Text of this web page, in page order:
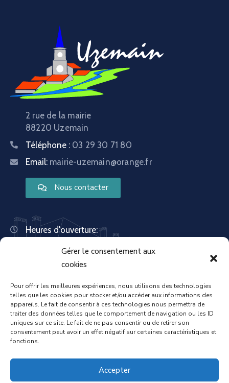
Gérer le consentement aux
cookies
Pour offrir les meilleures expériences, nous utilisons des technologies
telles que les cookies pour stocker et/ou accéder aux informations des
appareils. Le fait de consentir à ces technologies nous permettra de
traiter des données telles que le comportement de navigation ou les ID
uniques sur ce site. Le fait de ne pas consentir ou de retirer son
consentement peut avoir un effet négatif sur certaines caractéristiques et
fonctions.
Accepter
2 rue de la mairie
88220 Uzemain
Téléphone : 03 29 30 71 80
Email: mairie-uzemain@orange.fr
Nous contacter
Heures d'ouverture:
Mardi : 13:30 – 18:00
Mercredi : 08:30 – 12:00 | 14:00 – 17:00
Vendredi : 08:30 – 12:00 | 14:00 – 17:00
Samedi : Fermée
Dimanche : Fermée
Mentions légales